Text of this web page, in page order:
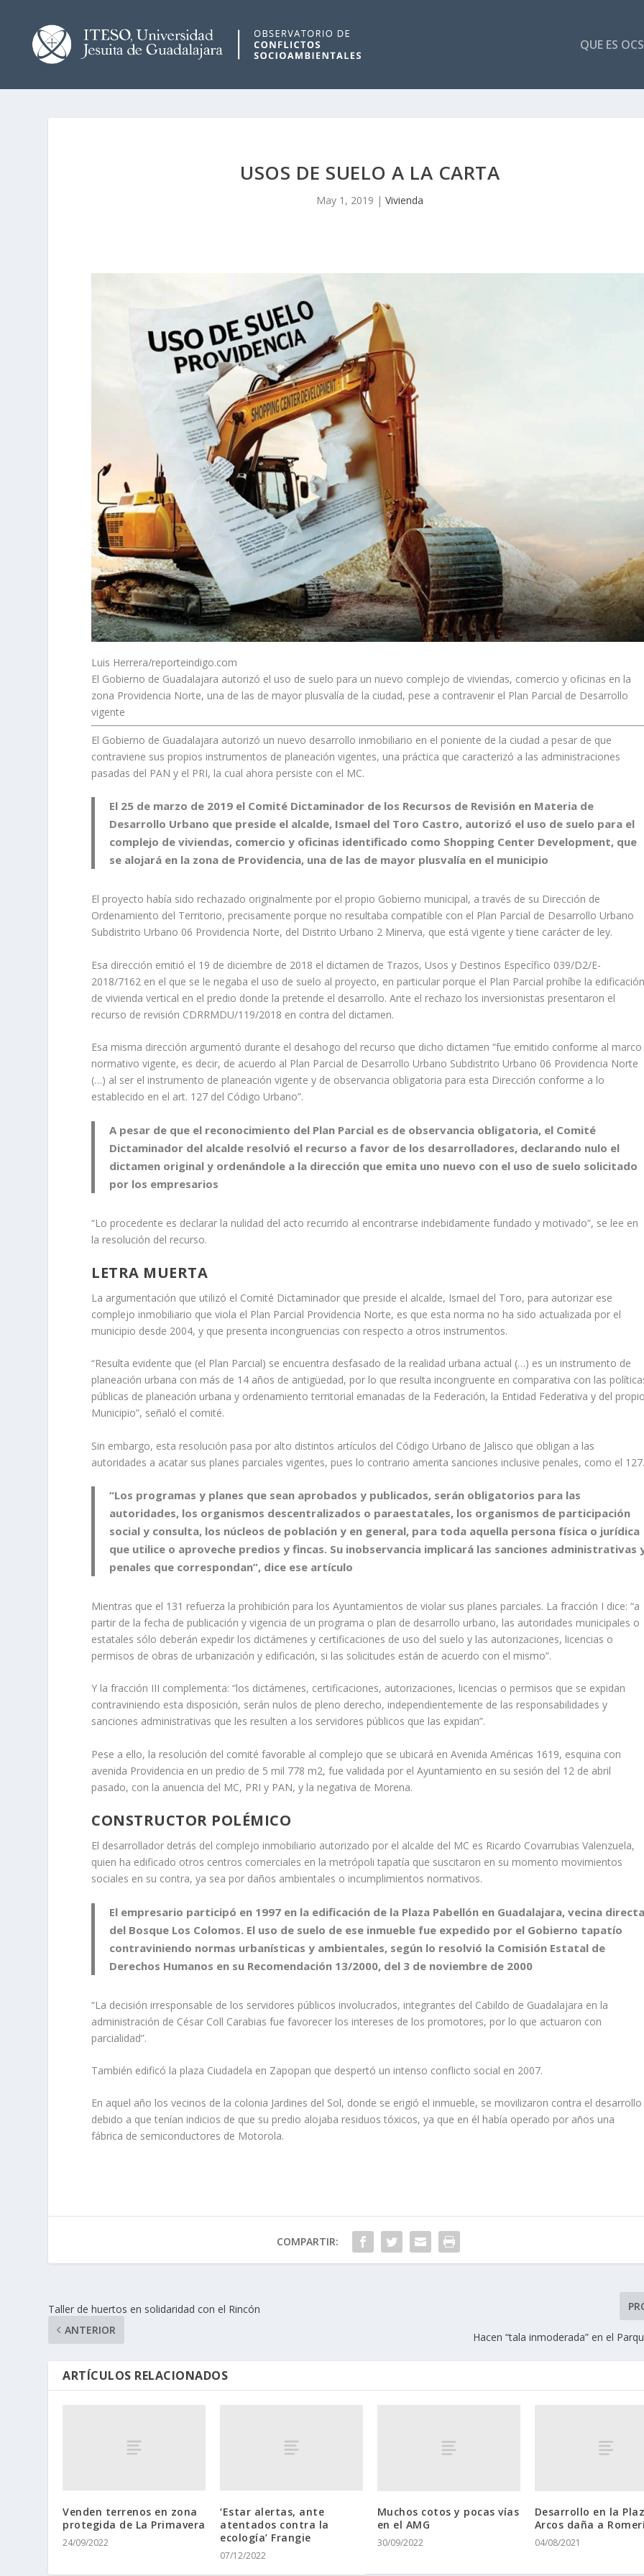
QUE ES
USOS DE SUELO A LA CARTA
May 1, 2019 |Vivienda
Luis Herrera/reporteindigo.com
El Gobierno de Guadalajara autorizó el uso de suelo para un nuevo complejo de viviendas, comercio y oficinas en la
zona Providencia Norte, una de las de mayor plusvalía de la ciudad, pese a contravenir el Plan Parcial de Desarrollo
vigente
El Gobierno de Guadalajara autorizó un nuevo desarrollo inmobiliario en el poniente de la ciudad a pesar de que
contraviene sus propios instrumentos de planeación vigentes, una práctica que caracterizó a las administraciones
pasadas del PAN y el PRI, la cual ahora persiste con el MC.
El 25 de marzo de 2019 el Comité Dictaminador de los Recursos de Revisión en Materia de
Desarrollo Urbano que preside el alcalde, Ismael del Toro Castro, autorizó el uso de suelo para el
complejo de viviendas, comercio y oficinas identificado como Shopping Center Development, que
se alojará en la zona de Providencia, una de las de mayor plusvalía en el municipio
El proyecto había sido rechazado originalmente por el propio Gobierno municipal, a través de su Dirección de
Ordenamiento del Territorio, precisamente porque no resultaba compatible con el Plan Parcial de Desarrollo Urbano
Subdistrito Urbano 06 Providencia Norte, del Distrito Urbano 2 Minerva, que está vigente y tiene carácter de ley.
Esa dirección emitió el 19 de diciembre de 2018 el dictamen de Trazos, Usos y Destinos Específico 039/D2/E-
2018/7162 en el que se le negaba el uso de suelo al proyecto, en particular porque el Plan Parcial prohíbe la
de vivienda vertical en el predio donde la pretende el desarrollo. Ante el rechazo los inversionistas presentaron el
recurso de revisión CDRRMDU/119/2018 en contra del dictamen.
Esa misma dirección argumentó durante el desahogo del recurso que dicho dictamen “fue emitido conforme al marco
normativo vigente, es decir, de acuerdo al Plan Parcial de Desarrollo Urbano Subdistrito Urbano 06 Providencia Norte
(…) al ser el instrumento de planeación vigente y de observancia obligatoria para esta Dirección conforme a lo
establecido en el art. 127 del Código Urbano”.
A pesar de que el reconocimiento del Plan Parcial es de observancia obligatoria, el Comité
Dictaminador del alcalde resolvió el recurso a favor de los desarrolladores, declarando nulo el
dictamen original y ordenándole a la dirección que emita uno nuevo con el uso de suelo solicitado
por los empresarios
“Lo procedente es declarar la nulidad del acto recurrido al encontrarse indebidamente fundado y motivado”, se lee en
la resolución del recurso.
LETRA MUERTA
La argumentación que utilizó el Comité Dictaminador que preside el alcalde, Ismael del Toro, para autorizar ese
complejo inmobiliario que viola el Plan Parcial Providencia Norte, es que esta norma no ha sido actualizada por el
municipio desde 2004, y que presenta incongruencias con respecto a otros instrumentos.
“Resulta evidente que (el Plan Parcial) se encuentra desfasado de la realidad urbana actual (…) es un instrumento de
planeación urbana con más de 14 años de antigüedad, por lo que resulta incongruente en comparativa con las
públicas de planeación urbana y ordenamiento territorial emanadas de la Federación, la Entidad Federativa y del
Municipio”, señaló el comité.
Sin embargo, esta resolución pasa por alto distintos artículos del Código Urbano de Jalisco que obligan a las
autoridades a acatar sus planes parciales vigentes, pues lo contrario amerita sanciones inclusive penales, como el
“Los programas y planes que sean aprobados y publicados, serán obligatorios para las
autoridades, los organismos descentralizados o paraestatales, los organismos de participación
social y consulta, los núcleos de población y en general, para toda aquella persona física o jurídica
que utilice o aproveche predios y fincas. Su inobservancia implicará las sanciones administrativas
penales que correspondan”, dice ese artículo
Mientras que el 131 refuerza la prohibición para los Ayuntamientos de violar sus planes parciales. La fracción I dice: “a
partir de la fecha de publicación y vigencia de un programa o plan de desarrollo urbano, las autoridades municipales o
estatales sólo deberán expedir los dictámenes y certificaciones de uso del suelo y las autorizaciones, licencias o
permisos de obras de urbanización y edificación, si las solicitudes están de acuerdo con el mismo”.
Y la fracción III complementa: “los dictámenes, certificaciones, autorizaciones, licencias o permisos que se expidan
contraviniendo esta disposición, serán nulos de pleno derecho, independientemente de las responsabilidades y
sanciones administrativas que les resulten a los servidores públicos que las expidan”.
Pese a ello, la resolución del comité favorable al complejo que se ubicará en Avenida Américas 1619, esquina con
avenida Providencia en un predio de 5 mil 778 m2, fue validada por el Ayuntamiento en su sesión del 12 de abril
pasado, con la anuencia del MC, PRI y PAN, y la negativa de Morena.
CONSTRUCTOR POLÉMICO
El desarrollador detrás del complejo inmobiliario autorizado por el alcalde del MC es Ricardo Covarrubias Valenzuela,
quien ha edificado otros centros comerciales en la metrópoli tapatía que suscitaron en su momento movimientos
sociales en su contra, ya sea por daños ambientales o incumplimientos normativos.
El empresario participó en 1997 en la edificación de la Plaza Pabellón en Guadalajara, vecina
del Bosque Los Colomos. El uso de suelo de ese inmueble fue expedido por el Gobierno tapatío
contraviniendo normas urbanísticas y ambientales, según lo resolvió la Comisión Estatal de
Derechos Humanos en su Recomendación 13/2000, del 3 de noviembre de 2000
“La decisión irresponsable de los servidores públicos involucrados, integrantes del Cabildo de Guadalajara en la
administración de César Coll Carabias fue favorecer los intereses de los promotores, por lo que actuaron con
parcialidad”.
También edificó la plaza Ciudadela en Zapopan que despertó un intenso conflicto social en 2007.
En aquel año los vecinos de la colonia Jardines del Sol, donde se erigió el inmueble, se movilizaron contra el desarrollo
debido a que tenían indicios de que su predio alojaba residuos tóxicos, ya que en él había operado por años una
fábrica de semiconductores de Motorola.
COMPARTIR:
Taller de huertos en solidaridad con el Rincón
ANTERIOR
Hacen “tala inmoderada” en el
ARTÍCULOS RELACIONADOS
Venden terrenos en zona
protegida de La Primavera
24/09/2022
‘Estar alertas, ante
atentados contra la
ecología’ Frangie
07/12/2022
Muchos cotos y pocas vías
en el AMG
30/09/2022
Desarrollo en la
Arcos daña a
04/08/2021